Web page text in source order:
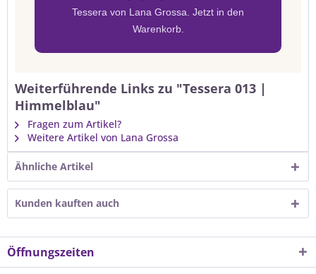
Tessera von Lana Grossa. Jetzt in den
Warenkorb.
Weiterführende Links zu "Tessera 013 |
Himmelblau"
Fragen zum Artikel?
Weitere Artikel von Lana Grossa
Ähnliche Artikel
Kunden kauften auch
Öffnungszeiten